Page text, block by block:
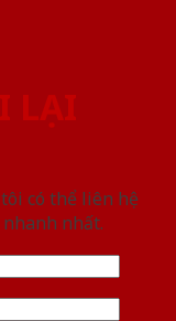
LẠI
có thể liên hệ
nhất.